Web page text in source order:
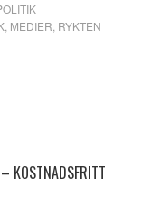
, MEDIER RYKTEN
KOSTNADSFRITT